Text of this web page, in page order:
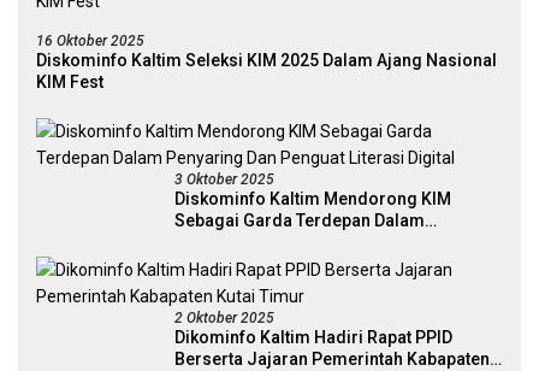
16 Oktober 2025
Diskominfo Kaltim Seleksi KIM 2025 Dalam Ajang Nasional
KIM Fest
3 Oktober 2025
Diskominfo Kaltim Mendorong KIM
Sebagai Garda Terdepan Dalam
2 Oktober 2025
Dikominfo Kaltim Hadiri Rapat PPID
Berserta Jajaran Pemerintah Kabapaten